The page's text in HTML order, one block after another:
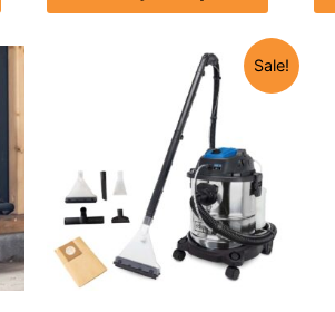
Sale!
Originalna
cena
bila:
15.330 RSD.
Trenutna
cena